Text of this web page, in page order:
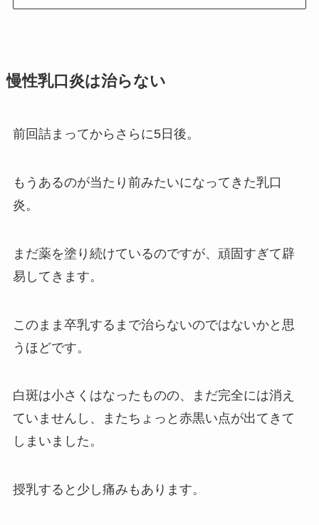
慢性乳口炎は治らない
前回詰まってからさらに5日後。
もうあるのが当たり前みたいになってきた乳口
炎。
まだ薬を塗り続けているのですが、頑固すぎて辟
易してきます。
このまま卒乳するまで治らないのではないかと思
うほどです。
白斑は小さくはなったものの、まだ完全には消え
ていませんし、またちょっと赤黒い点が出てきて
しまいました。
授乳すると少し痛みもあります。